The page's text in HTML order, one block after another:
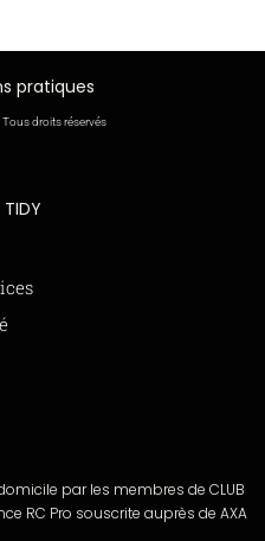
pratiques
droits réservés
TIDY
par les membres de CLUB
RC Pro souscrite auprès de AXA